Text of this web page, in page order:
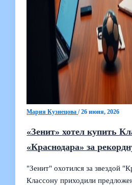
Мария Кузнецова/26 июня, 2026
«Зенит» хотел купить
«Краснодара» за
"Зенит" охотился за звездой
Класcону приходили